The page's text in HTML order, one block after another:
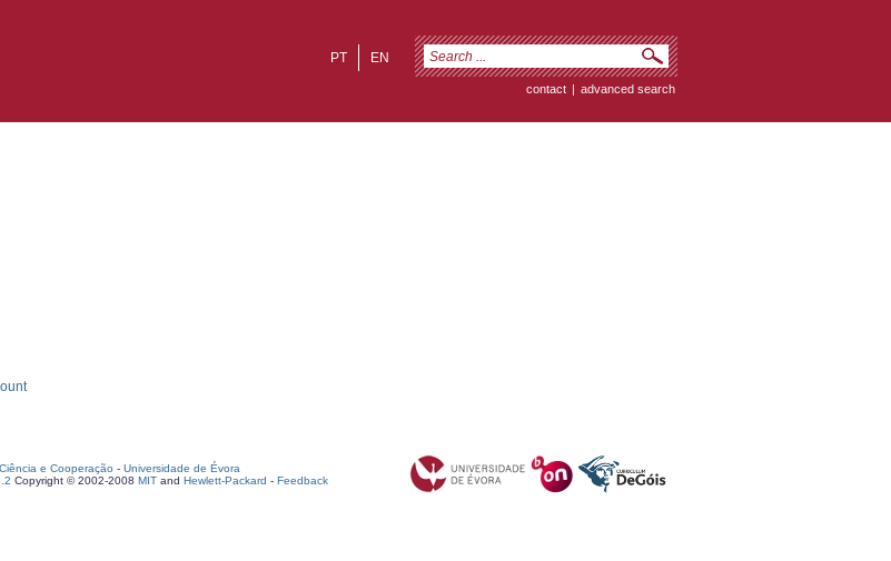
EN
PT
contact | advanced search
e Cooperação - Universidade de Évora
Copyright © 2002-2008 MIT and Hewlett-Packard - Feedback